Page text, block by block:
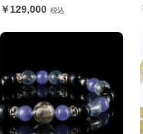
129,000